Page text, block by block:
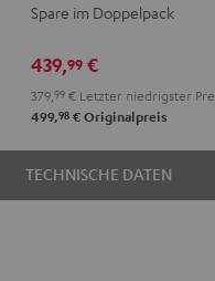
Stereo-
Schwarz
Stereo-
Weiß
Spare im Doppelpack
439,99€
379, 99€Letzter niedrigster
499,98€Originalpreis
TECHNISCHE DATEN